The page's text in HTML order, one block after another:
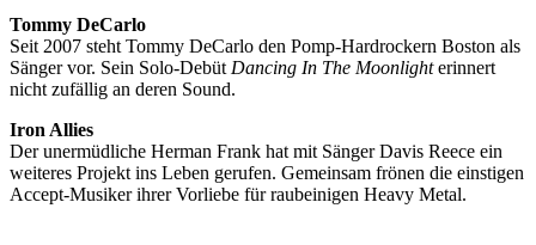
Tommy DeCarlo
Seit 2007 steht Tommy DeCarlo den Pomp-Hardrockern Boston als
Sänger vor. Sein Solo-Debüt Dancing In The Moonlighterinnert
nicht zufällig an deren Sound.
Iron Allies
Der unermüdliche Herman Frank hat mit Sänger Davis Reece ein
weiteres Projekt ins Leben gerufen. Gemeinsam frönen die einstigen
Accept-Musiker ihrer Vorliebe für raubeinigen Heavy Metal.